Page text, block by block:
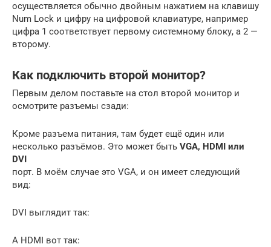
осуществляется обычно двойным нажатием на клавишу
Num Lock и цифру на цифровой клавиатуре, например
цифра 1 соответствует первому системному блоку, а 2 —
второму.
Как подключить второй монитор?
Первым делом поставьте на стол второй монитор и
осмотрите разъемы сзади:
Кроме разъема питания, там будет ещё один или
несколько разъёмов. Это может быть VGA, HDMI или
DVI
порт. В моём случае это VGA, и он имеет следующий
вид:
DVI выглядит так:
А HDMI вот так: